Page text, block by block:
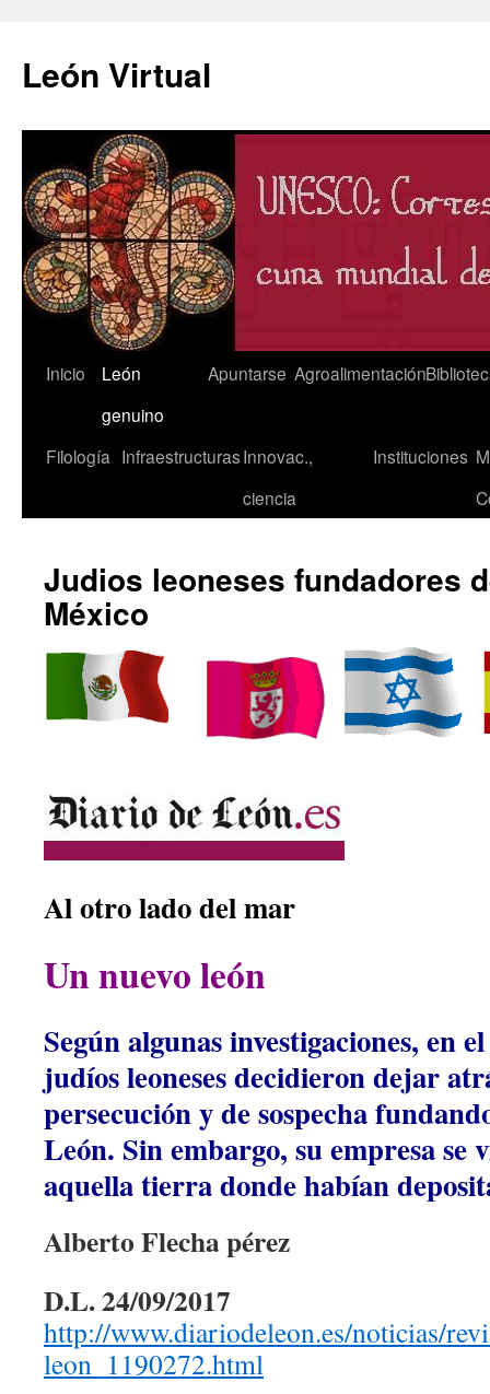
León Virtual
Saltar
contenido
Inicio
León
genuino
Apuntarse Agroalimentación
Filología InfraestructurasInnovac.,
ciencia
Instituciones
Judios leoneses fundadores
México
Al otro lado del mar
Un nuevo león
Según algunas investigaciones, en
judíos leoneses decidieron dejar
persecución y de sospecha
León. Sin embargo, su empresa se
aquella tierra donde habían
Alberto Flecha pérez
D.L. 24/09/2017
http://www.diariodeleon.es/noticias/
leon_1190272.html